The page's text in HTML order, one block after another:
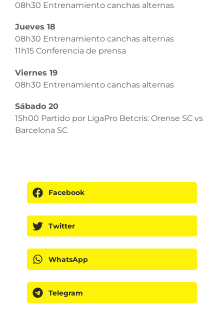
08h30 Entrenamiento canchas alternas
Jueves 18
08h30 Entrenamiento canchas alternas
11h15 Conferencia de prensa
Viernes 19
08h30 Entrenamiento canchas alternas
Sábado 20
15h00 Partido por LigaPro Betcris: Orense SC vs
Barcelona SC
Facebook
Twitter
WhatsApp
Telegram